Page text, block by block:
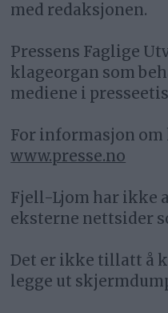
med redaksjonen.
Pressens Faglige
klageorgan som
mediene i
For informasjon om
www.presse.no
Fjell-Ljom har ikke
eksterne nettsider
Det er ikke tillatt å
legge ut